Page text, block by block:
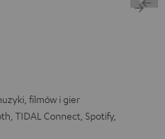
filmów i gier
TIDAL Connect, Spotify,